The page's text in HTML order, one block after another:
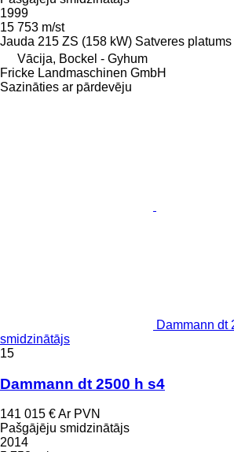
1999
15 753 m/st
Jauda 215 ZS (158 kW) Satveres platums
Vācija, Bockel - Gyhum
Fricke Landmaschinen GmbH
Sazināties ar pārdevēju
Dammann dt
smidzinātājs
15
Dammann dt 2500 h s4
141 015 €Ar PVN
Pašgājēju smidzinātājs
2014